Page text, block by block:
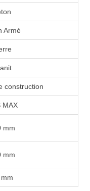
Armé
construction
MAX
mm
mm